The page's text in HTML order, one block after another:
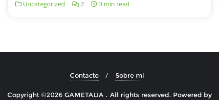
Uncategorized 2 3 min read
Contacte Sobre mi
Copyright ©2026 GAMETALIA . All rights reserved. Powered by